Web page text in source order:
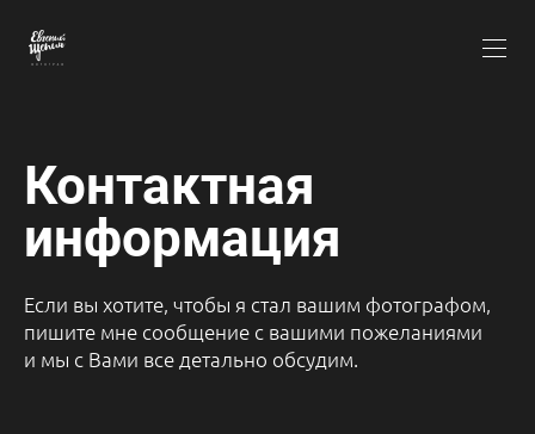
Контактная
информация
Если вы хотите, чтобы я стал вашим фотографом,
пишите мне сообщение с вашими пожеланиями
и мы с Вами все детально обсудим.